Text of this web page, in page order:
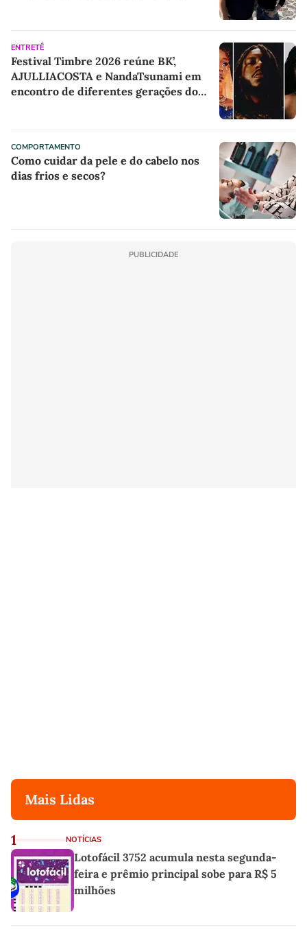
ENTRETÊ
Festival Timbre 2026 reúne BK’,
AJULLIACOSTA e NandaTsunami em
encontro de diferentes gerações do
COMPORTAMENTO
Como cuidar da pele e do cabelo nos
dias frios e secos?
PUBLICIDADE
Mais Lidas
1 NOTÍCIAS
Lotofácil 3752 acumula nesta segunda-
feira e prêmio principal sobe para R$ 5
milhões